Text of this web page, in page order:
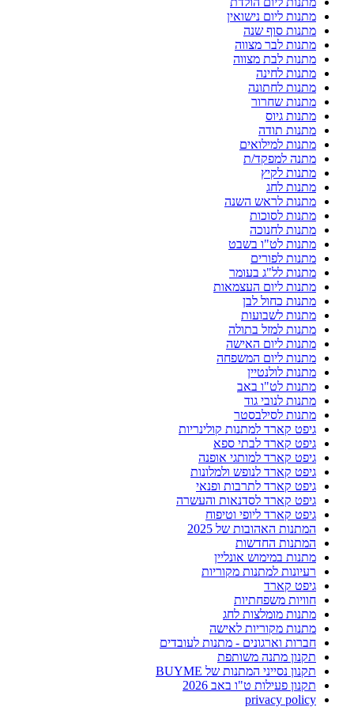
מתנות ליום נישואין
מתנות סוף שנה
מתנות לבר מצווה
מתנות לבת מצווה
מתנות לחינה
מתנות לחתונה
מתנות שחרור
מתנות גיוס
מתנות תודה
מתנות למילואים
מתנה למפקד/ת
מתנות לקיץ
מתנות לחג
מתנות לראש השנה
מתנות לסוכות
מתנות לחנוכה
מתנות לט"ו בשבט
מתנות לפורים
מתנות לל"ג בעומר
מתנות ליום העצמאות
מתנות כחול לבן
מתנות לשבועות
מתנות למזל בתולה
מתנות ליום האישה
מתנות ליום המשפחה
מתנות לולנטיין
מתנות לט"ו באב
מתנות לנובי גוד
מתנות לסילבסטר
גיפט קארד למתנות קולינריות
גיפט קארד לבתי ספא
גיפט קארד למותגי אופנה
גיפט קארד לנופש ולמלונות
גיפט קארד לתרבות ופנאי
גיפט קארד לסדנאות והעשרה
גיפט קארד ליופי וטיפוח
המתנות האהובות של 2025
המתנות החדשות
מתנות במימוש אונליין
רעיונות למתנות מקוריות
גיפט קארד
חוויות משפחתיות
מתנות מומלצות לחג
מתנות מקוריות לאישה
חברות וארגונים - מתנות לעובדים
תקנון מתנה משותפת
תקנון נסייני המתנות של BUYME
תקנון פעילות ט"ו באב 2026
privacy policy